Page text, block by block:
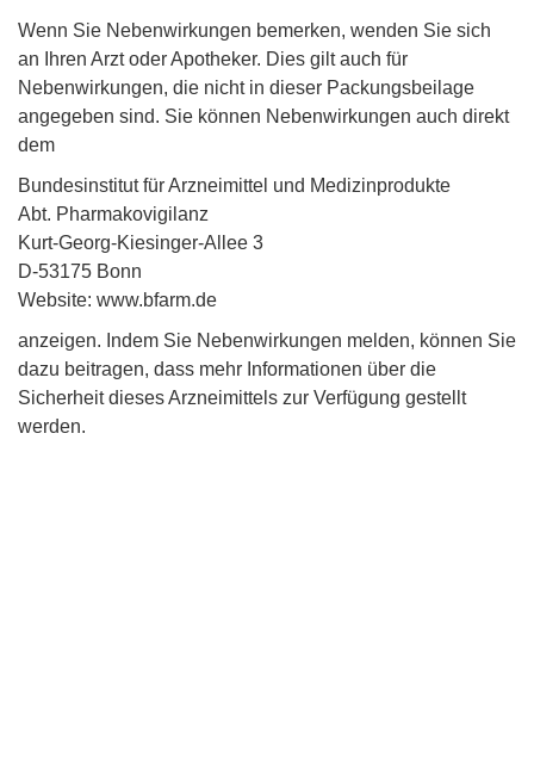
Wenn Sie Nebenwirkungen bemerken, wenden Sie sich
an Ihren Arzt oder Apotheker. Dies gilt auch für
Nebenwirkungen, die nicht in dieser Packungsbeilage
angegeben sind. Sie können Nebenwirkungen auch direkt
dem
Bundesinstitut für Arzneimittel und Medizinprodukte
Abt. Pharmakovigilanz
Kurt-Georg-Kiesinger-Allee 3
D-53175 Bonn
Website: www.bfarm.de
anzeigen. Indem Sie Nebenwirkungen melden, können Sie
dazu beitragen, dass mehr Informationen über die
Sicherheit dieses Arzneimittels zur Verfügung gestellt
werden.